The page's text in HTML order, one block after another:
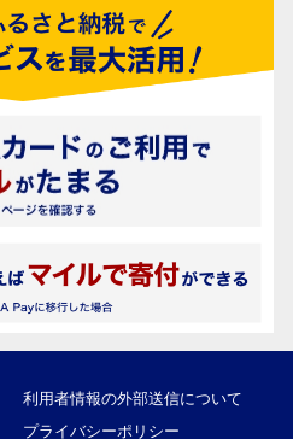
利用者情報の外部送信について
プライバシーポリシー